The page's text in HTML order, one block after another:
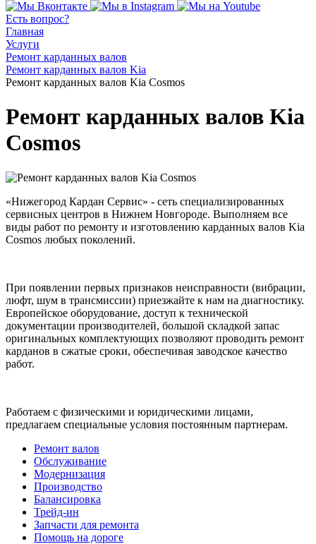
Есть вопрос?
Главная
Услуги
Ремонт карданных валов
Ремонт карданных валов Kia
Ремонт карданных валов Kia Cosmos
Ремонт карданных валов Kia
Cosmos
«Нижегород Кардан Сервис» - сеть специализированных
сервисных центров в Нижнем Новгороде. Выполняем все
виды работ по ремонту и изготовлению карданных валов Kia
Cosmos любых поколений.
При появлении первых признаков неисправности (вибрации,
люфт, шум в трансмиссии) приезжайте к нам на диагностику.
Европейское оборудование, доступ к технической
документации производителей, большой складкой запас
оригинальных комплектующих позволяют проводить ремонт
карданов в сжатые сроки, обеспечивая заводское качество
работ.
Работаем с физическими и юридическими лицами,
предлагаем специальные условия постоянным партнерам.
Ремонт валов
Обслуживание
Модернизация
Производство
Балансировка
Трейд-ин
Запчасти для ремонта
Помощь на дороге